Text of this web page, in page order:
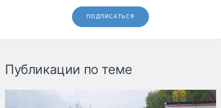
ПОДПИСАТЬСЯ
Публикации по теме